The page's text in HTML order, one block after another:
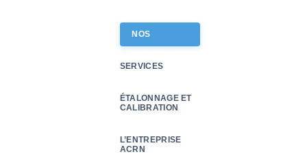
NOS
SERVICES
ÉTALONNAGE ET
CALIBRATION
L’ENTREPRISE
ACRN